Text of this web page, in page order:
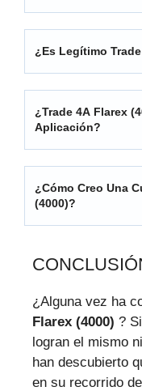
¿Es Legítimo
¿Trade 4A Flarex
Aplicación?
¿Cómo Creo Una
(4000)?
¿Alguna vez ha
Flarex (4000) ?
logran el mismo
han descubierto
en su recorrido